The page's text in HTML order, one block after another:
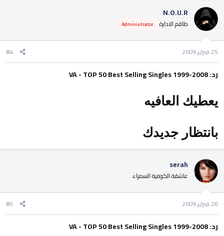
N.O.U.R
طاقم الادارة Administrator
25 فبراير 2009 #4
رد: VA - TOP 50 Best Selling Singles 1999-2008
يعطيك العافيه
بانتظار جديدك
serah
عاشقة الكوفية السمراء
26 فبراير 2009 #5
رد: VA - TOP 50 Best Selling Singles 1999-2008